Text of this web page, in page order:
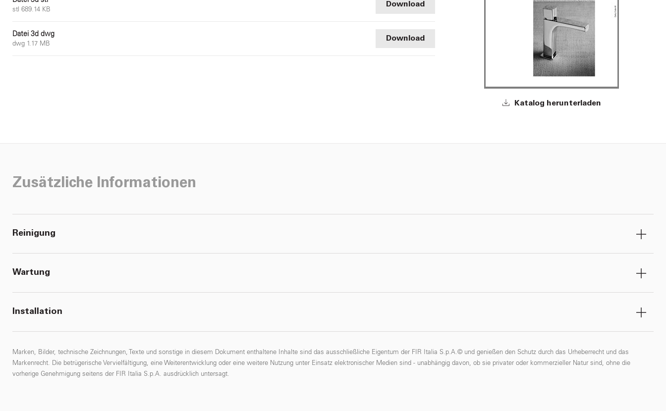
stl 689.14 KB
Download
Datei 3d dwg
dwg 1.17 MB
Download
Katalog herunterladen
Zusätzliche Informationen
Reinigung
Wartung
Installation
Marken, Bilder, technische Zeichnungen, Texte und sonstige in diesem Dokument enthaltene Inhalte sind das ausschließliche Eigentum der FIR Italia S.p.A.© und genießen den Schutz durch das Urheberrecht und das
Markenrecht. Die betrügerische Vervielfältigung, eine Weiterentwicklung oder eine weitere Nutzung unter Einsatz elektronischer Medien sind - unabhängig davon, ob sie privater oder kommerzieller Natur sind, ohne die
vorherige Genehmigung seitens der FIR Italia S.p.A. ausdrücklich untersagt.